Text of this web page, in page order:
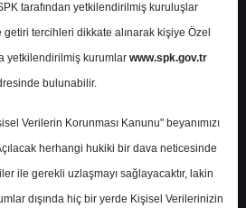
Toplantı
tarafından yetkilendirilmiş kuruluşlar
tercihleri dikkate alınarak kişiye Özel
yetkilendirilmiş kurumlar www.spk.gov.tr
bulunabilir.
Verilerin Korunması Kanunu" beyanımızı
herhangi hukiki bir dava neticesinde
ile gerekli uzlaşmayı sağlayacaktır, lakin
dışında hiç bir yerde Kişisel Verilerinizin